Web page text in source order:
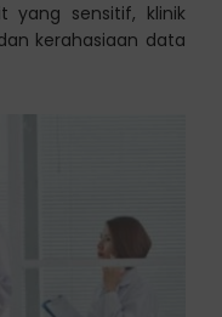
yang sensitif, klinik
kerahasiaan data